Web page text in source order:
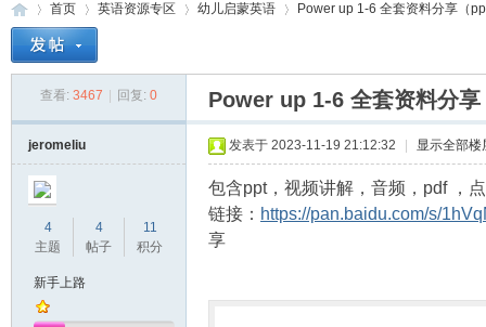
首页
›
英语资源专区 幼儿启蒙英语 Power up 1-6 全套资料分享（
查看: 3467 回复: 0 Power up 1-6 全套资料分
jeromeliu
4
主题
4
帖子
11
积分
新手上路
发表于 2023-11-19 21:12:32 显示全部楼
包含ppt，视频讲解，音频，pdf ，
链接： https://pan.baidu.com/s/
享